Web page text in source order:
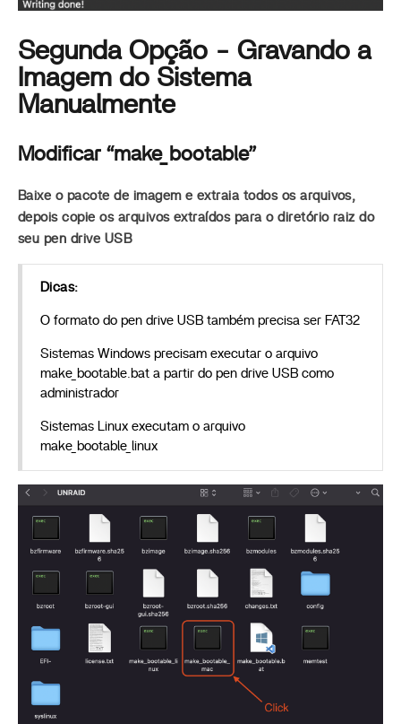
Segunda Opção - Gravando a
Imagem do Sistema
Manualmente
Modificar “make_bootable”
Baixe o pacote de imagem e extraia todos os arquivos,
depois copie os arquivos extraídos para o diretório raiz do
seu pen drive USB
Dicas:
O formato do pen drive USB também precisa ser FAT32
Sistemas Windows precisam executar o arquivo
make_bootable.bat a partir do pen drive USB como
administrador
Sistemas Linux executam o arquivo
make_bootable_linux